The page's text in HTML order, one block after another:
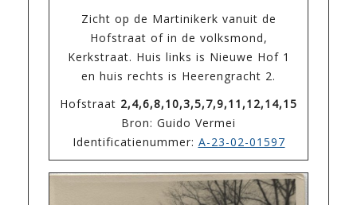
Zicht op de Martinikerk vanuit de
Hofstraat of in de volksmond,
Kerkstraat. Huis links is Nieuwe Hof 1
en huis rechts is Heerengracht 2.
Hofstraat 2,4,6,8,10,3,5,7,9,11,12,14,15
Bron: Guido Vermei
Identificatienummer: A-23-02-01597